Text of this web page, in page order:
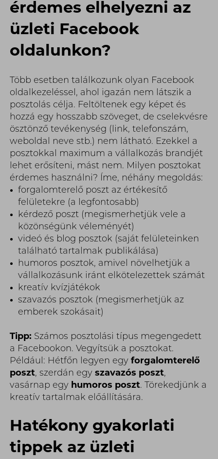
érdemes elhelyezni az
üzleti Facebook
oldalunkon?
Több esetben találkozunk olyan Facebook
oldalkezeléssel, ahol igazán nem látszik a
posztolás célja. Feltöltenek egy képet és
hozzá egy hosszabb szöveget, de cselekvésre
ösztönző tevékenység (link, telefonszám,
weboldal neve stb.) nem látható. Ezekkel a
posztokkal maximum a vállalkozás brandjét
lehet erősíteni, mást nem. Milyen posztokat
érdemes használni? Íme, néhány megoldás:
forgalomterelő poszt az értékesítő
felületekre (a legfontosabb)
kérdező poszt (megismerhetjük vele a
közönségünk véleményét)
videó és blog posztok (saját felületeinken
található tartalmak publikálása)
humoros posztok, amivel növelhetjük a
vállalkozásunk iránt elkötelezettek számát
kreatív kvízjátékok
szavazós posztok (megismerhetjük az
emberek szokásait)
Tipp: Számos posztolási típus megengedett
a Facebookon. Vegyítsük a posztokat.
Például: Hétfőn legyen egy forgalomterelő
poszt, szerdán egy szavazós poszt,
vasárnap egy humoros poszt. Törekedjünk a
kreatív tartalmak előállítására.
Hatékony gyakorlati
tippek az üzleti